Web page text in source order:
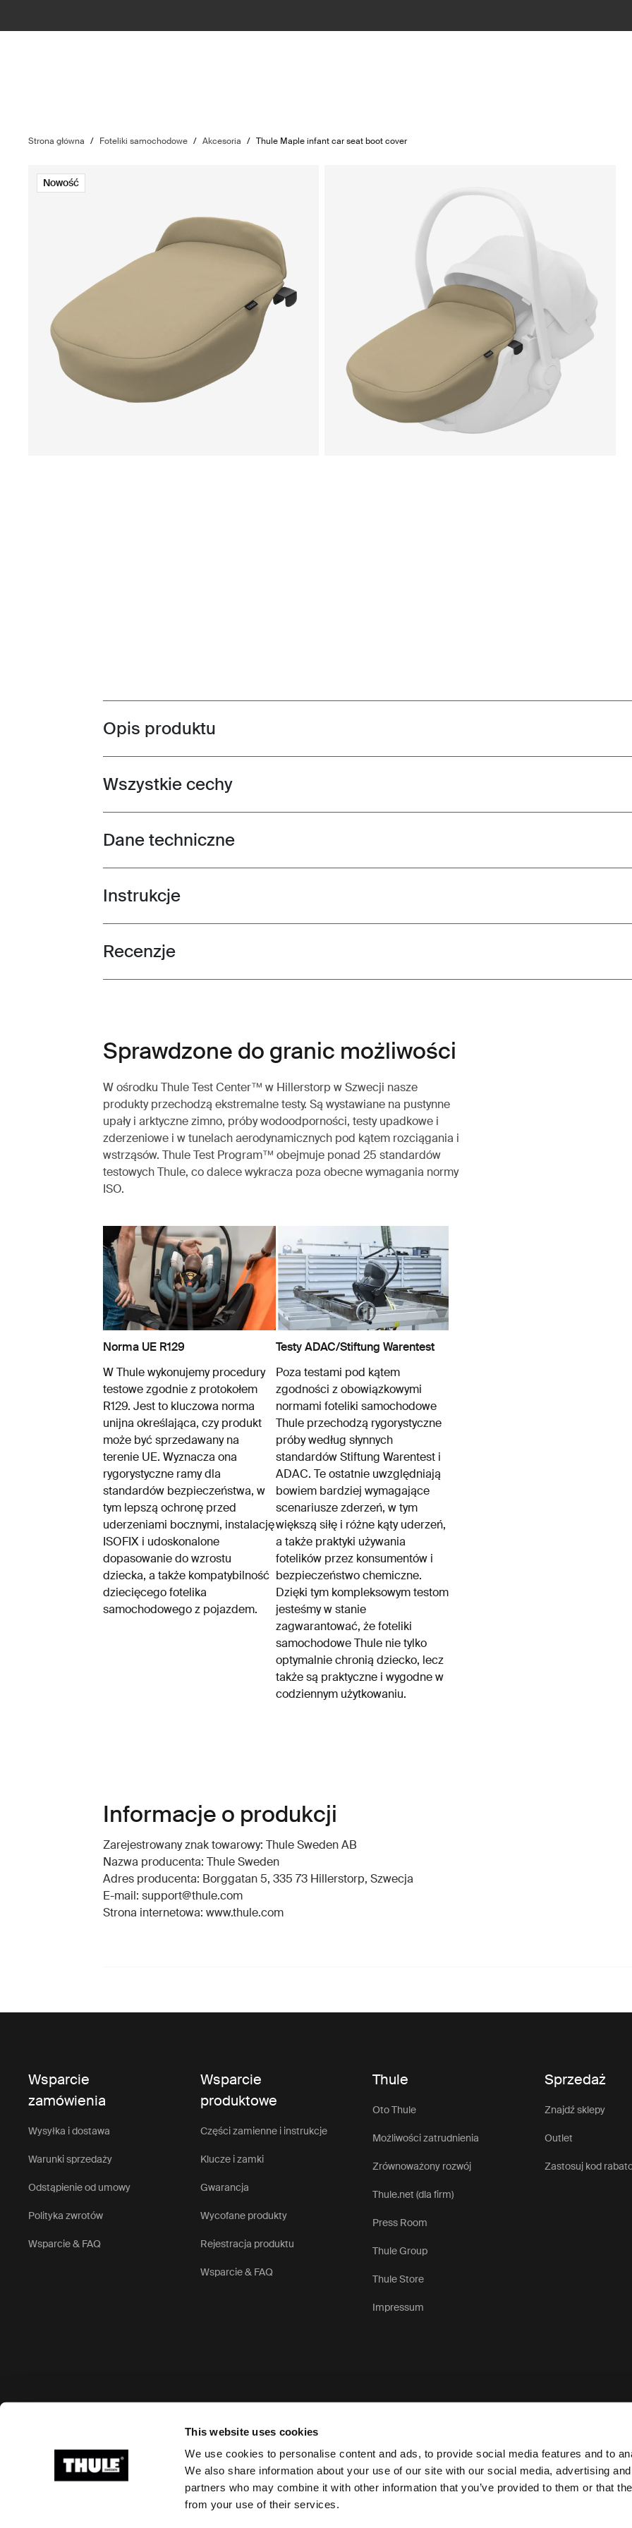
This website uses cookies
We use cookies to personalise content and ads, to provide social media features and to
We also share information about your use of our site with our social media, advertising
partners who may combine it with other information that you’ve provided to them or that
from your use of their services.
Strona główna / Foteliki samochodowe / Akcesoria / Thule Maple infant car seat boot cover
Nowość
Toggle overview
Opis produktu
Toggle features
Wszystkie cechy
Toggle techspec
Dane techniczne
Toggle guides and instructions
Instrukcje
Toggle overview
Recenzje
Sprawdzone do granic możliwości
W ośrodku Thule Test Center™ w Hillerstorp w Szwecji nasze
produkty przechodzą ekstremalne testy. Są wystawiane na pustynne
upały i arktyczne zimno, próby wodoodporności, testy upadkowe i
zderzeniowe i w tunelach aerodynamicznych pod kątem rozciągania i
wstrząsów. Thule Test Program™ obejmuje ponad 25 standardów
testowych Thule, co dalece wykracza poza obecne wymagania normy
ISO.
Norma UE R129
W Thule wykonujemy procedury
testowe zgodnie z protokołem
R129. Jest to kluczowa norma
unijna określająca, czy produkt
może być sprzedawany na
terenie UE. Wyznacza ona
rygorystyczne ramy dla
standardów bezpieczeństwa, w
tym lepszą ochronę przed
uderzeniami bocznymi, instalację
ISOFIX i udoskonalone
dopasowanie do wzrostu
dziecka, a także kompatybilność
dziecięcego fotelika
samochodowego z pojazdem.
Testy ADAC/Stiftung Warentest
Poza testami pod kątem
zgodności z obowiązkowymi
normami foteliki samochodowe
Thule przechodzą rygorystyczne
próby według słynnych
standardów Stiftung Warentest i
ADAC. Te ostatnie uwzględniają
bowiem bardziej wymagające
scenariusze zderzeń, w tym
większą siłę i różne kąty uderzeń,
a także praktyki używania
fotelików przez konsumentów i
bezpieczeństwo chemiczne.
Dzięki tym kompleksowym testom
jesteśmy w stanie
zagwarantować, że foteliki
samochodowe Thule nie tylko
optymalnie chronią dziecko, lecz
także są praktyczne i wygodne w
codziennym użytkowaniu.
Informacje o produkcji
Zarejestrowany znak towarowy: Thule Sweden AB
Nazwa producenta: Thule Sweden
Adres producenta: Borggatan 5, 335 73 Hillerstorp, Szwecja
E-mail: support@thule.com
Strona internetowa: www.thule.com
Wsparcie
zamówienia
Wysyłka i dostawa
Warunki sprzedaży
Odstąpienie od umowy
Polityka zwrotów
Wsparcie & FAQ
Wsparcie
produktowe
Części zamienne i instrukcje
Klucze i zamki
Gwarancja
Wycofane produkty
Rejestracja produktu
Wsparcie & FAQ
Thule
Oto Thule
Możliwości zatrudnienia
Zrównoważony rozwój
Thule.net (dla firm)
Press Room
Thule Group
Thule Store
Impressum
Sprzedaż
Znajdź sklepy
Outlet
Zastosuj kod
Ⓒ 2026 Thule Group Wszystkie prawa zastrzeżone. Oświadczenie o ochronie prywatności Zasady